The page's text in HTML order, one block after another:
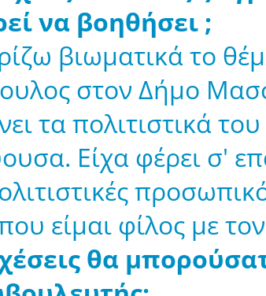
να βοηθήσει ;
βιωματικά το
στον Δήμο
τα πολιτιστικά
Είχα φέρει σ'
είμαι φίλος με
θα